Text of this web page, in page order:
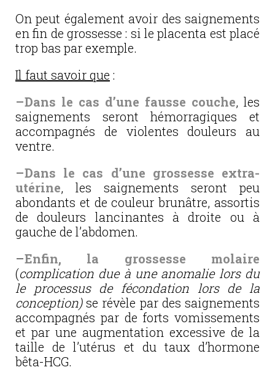
On peut également avoir des saignements
en fin de grossesse : si le placenta est placé
trop bas par exemple.
Il faut savoir que :
–Dans le cas d’une fausse couche, les
saignements seront hémorragiques et
accompagnés de violentes douleurs au
ventre.
–Dans le cas d’une grossesse extra-
utérine, les saignements seront peu
abondants et de couleur brunâtre, assortis
de douleurs lancinantes à droite ou à
gauche de l’abdomen.
–Enfin, la grossesse molaire
(complication due à une anomalie lors du
le processus de fécondation lors de la
conception)se révèle par des saignements
accompagnés par de forts vomissements
et par une augmentation excessive de la
taille de l’utérus et du taux d’hormone
bêta-HCG.